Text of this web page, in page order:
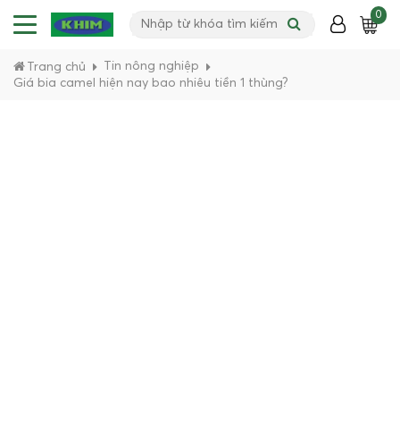
0
Trang chủ
Tin nông nghiệp
Giá bia camel hiện nay bao nhiêu tiền 1 thùng?